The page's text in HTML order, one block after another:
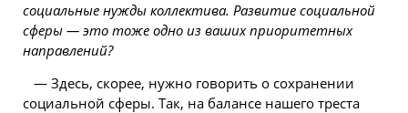
социальные нужды коллектива. Развитие социальной
сферы — это тоже одно из ваших приоритетных
направлений?
— Здесь, скорее, нужно говорить о сохранении
социальной сферы. Так, на балансе нашего треста